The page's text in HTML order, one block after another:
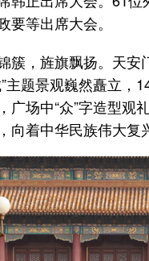
要等出席大会。
，旌旗飘扬。天安
题景观巍然矗立，
广场中“众”字造型
向着中华民族伟大复